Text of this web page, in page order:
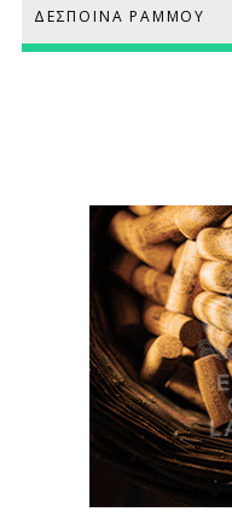
ΔΕΣΠΟΙΝΑ ΡΑΜΜΟΥ